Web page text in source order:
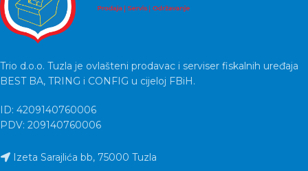
Trio d.o.o. Tuzla je ovlašteni prodavac i serviser fiskalnih uređaja
BEST BA, TRING i CONFIG u cijeloj FBiH.
ID: 4209140760006
PDV: 209140760006
Izeta Sarajlića bb, 75000 Tuzla